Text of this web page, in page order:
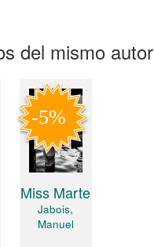
del mismo autor
Miss Marte
Jabois,
Manuel